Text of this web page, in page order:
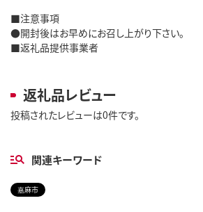
■注意事項
●開封後はお早めにお召し上がり下さい。
■返礼品提供事業者
返礼品レビュー
投稿されたレビューは0件です。
関連キーワード
嘉麻市